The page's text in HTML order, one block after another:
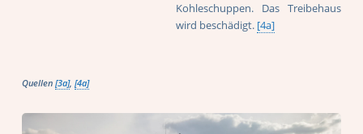
Kohleschuppen. Das Treibehaus
wird beschädigt. [4a]
Quellen [3a], [4a]